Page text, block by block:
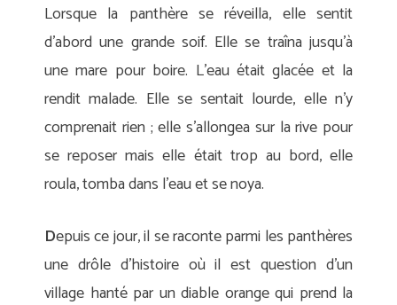
Lorsque la panthère se réveilla, elle sentit
d’abord une grande soif. Elle se traîna jusqu’à
une mare pour boire. L’eau était glacée et la
rendit malade. Elle se sentait lourde, elle n’y
comprenait rien ; elle s’allongea sur la rive pour
se reposer mais elle était trop au bord, elle
roula, tomba dans l’eau et se noya.
Depuis ce jour, il se raconte parmi les panthères
une drôle d’histoire où il est question d’un
village hanté par un diable orange qui prend la